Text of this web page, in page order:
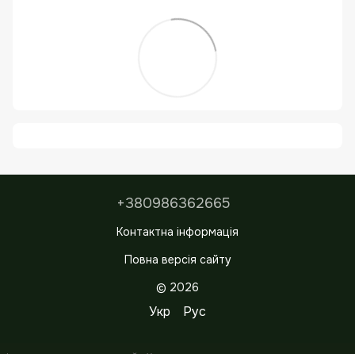
+380986362665
Контактна інформація
Повна версія сайту
© 2026
Укр Рус